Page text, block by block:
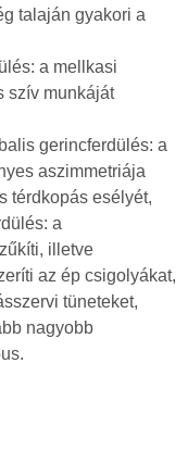
talaján gyakori a
a mellkasi
szív munkáját
gerincferdülés: a
aszimmetriája
térdkopás esélyét,
a
illetve
az ép csigolyákat,
tüneteket,
nagyobb